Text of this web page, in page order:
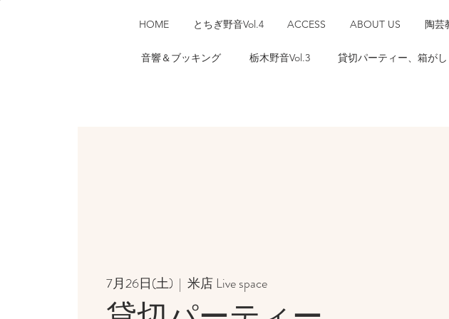
HOME とちぎ野音Vol.4 ACCESS ABOUT US 陶芸
音響＆ブッキング 栃木野音Vol.3 貸切パーティー、箱がし
7月26日(土)
  |
米店 Live space